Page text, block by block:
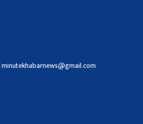
minutekhabarnews@gmail.com